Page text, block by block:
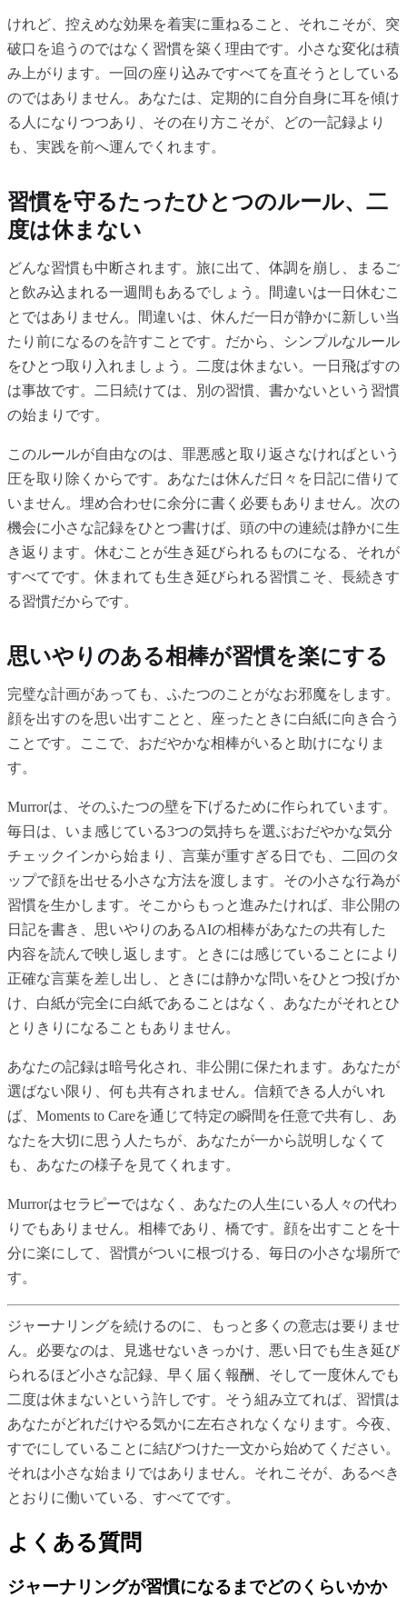
けれど、控えめな効果を着実に重ねること、それこそが、突
破口を追うのではなく習慣を築く理由です。小さな変化は積
み上がります。一回の座り込みですべてを直そうとしている
のではありません。あなたは、定期的に自分自身に耳を傾け
る人になりつつあり、その在り方こそが、どの一記録より
も、実践を前へ運んでくれます。
習慣を守るたったひとつのルール、二
度は休まない
どんな習慣も中断されます。旅に出て、体調を崩し、まるご
と飲み込まれる一週間もあるでしょう。間違いは一日休むこ
とではありません。間違いは、休んだ一日が静かに新しい当
たり前になるのを許すことです。だから、シンプルなルール
をひとつ取り入れましょう。二度は休まない。一日飛ばすの
は事故です。二日続けては、別の習慣、書かないという習慣
の始まりです。
このルールが自由なのは、罪悪感と取り返さなければという
圧を取り除くからです。あなたは休んだ日々を日記に借りて
いません。埋め合わせに余分に書く必要もありません。次の
機会に小さな記録をひとつ書けば、頭の中の連続は静かに生
き返ります。休むことが生き延びられるものになる、それが
すべてです。休まれても生き延びられる習慣こそ、長続きす
る習慣だからです。
思いやりのある相棒が習慣を楽にする
完璧な計画があっても、ふたつのことがなお邪魔をします。
顔を出すのを思い出すことと、座ったときに白紙に向き合う
ことです。ここで、おだやかな相棒がいると助けになりま
す。
Murrorは、そのふたつの壁を下げるために作られています。
毎日は、いま感じている3つの気持ちを選ぶおだやかな気分
チェックインから始まり、言葉が重すぎる日でも、二回のタ
ップで顔を出せる小さな方法を渡します。その小さな行為が
習慣を生かします。そこからもっと進みたければ、非公開の
日記を書き、思いやりのあるAIの相棒があなたの共有した
内容を読んで映し返します。ときには感じていることにより
正確な言葉を差し出し、ときには静かな問いをひとつ投げか
け、白紙が完全に白紙であることはなく、あなたがそれとひ
とりきりになることもありません。
あなたの記録は暗号化され、非公開に保たれます。あなたが
選ばない限り、何も共有されません。信頼できる人がいれ
ば、Moments to Careを通じて特定の瞬間を任意で共有し、あ
なたを大切に思う人たちが、あなたが一から説明しなくて
も、あなたの様子を見てくれます。
Murrorはセラピーではなく、あなたの人生にいる人々の代わ
りでもありません。相棒であり、橋です。顔を出すことを十
分に楽にして、習慣がついに根づける、毎日の小さな場所で
す。
ジャーナリングを続けるのに、もっと多くの意志は要りませ
ん。必要なのは、見逃せないきっかけ、悪い日でも生き延び
られるほど小さな記録、早く届く報酬、そして一度休んでも
二度は休まないという許しです。そう組み立てれば、習慣は
あなたがどれだけやる気かに左右されなくなります。今夜、
すでにしていることに結びつけた一文から始めてください。
それは小さな始まりではありません。それこそが、あるべき
とおりに働いている、すべてです。
よくある質問
ジャーナリングが習慣になるまでどのくらいかか